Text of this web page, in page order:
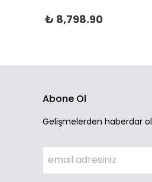
₺ 8,798.90
Abone Ol
Gelişmelerden haberdar ol